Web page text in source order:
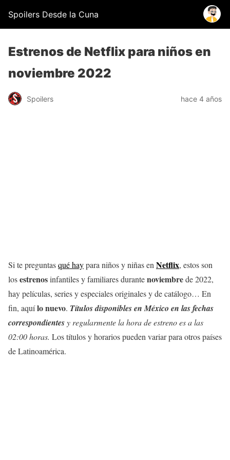
Spoilers Desde la Cuna
Estrenos de Netflix para niños en
noviembre 2022
Spoilers hace 4 años
Si te preguntasqué haypara niños y niñas en Netflix, estos son
losestrenosinfantiles y familiares durantenoviembrede 2022,
hay películas, series y especiales originales y de catálogo… En
fin, aquílo nuevo. Títulos disponibles en México en las fechas
correspondientesy regularmente la hora de estreno es a las
02:00 horas. Los títulos y horarios pueden variar para otros países
de Latinoamérica.